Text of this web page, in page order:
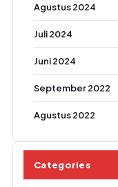
Agustus 2024
Juli 2024
Juni 2024
September 2022
Agustus 2022
Categories